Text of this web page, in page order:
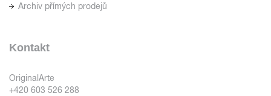
Archiv přímých prodejů
Kontakt
OriginalArte
+420 603 526 288